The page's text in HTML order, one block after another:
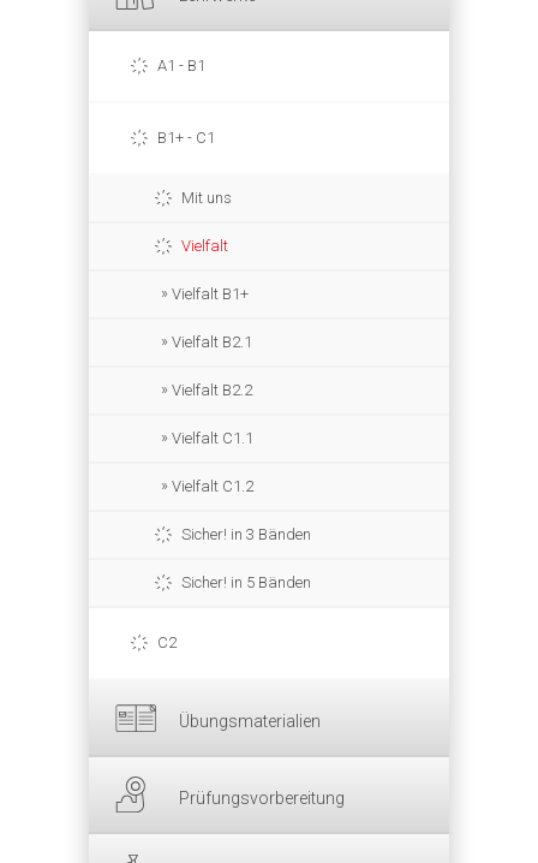
A1 - B1
B1+ - C1
Mit uns
Vielfalt
Vielfalt B1+
Vielfalt B2.1
Vielfalt B2.2
Vielfalt C1.1
Vielfalt C1.2
Sicher! in 3 Bänden
Sicher! in 5 Bänden
C2
Übungsmaterialien
Prüfungsvorbereitung